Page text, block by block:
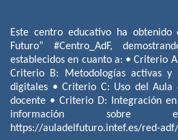
Este centro educativo ha
Futuro” #Centro_AdF,
establecidos en cuanto a: • Criterio
Criterio B: Metodologías activas y
digitales • Criterio C: Uso del Aula
docente • Criterio D: Integración
información sobre el
https://auladelfuturo.intef.es/red-adf/